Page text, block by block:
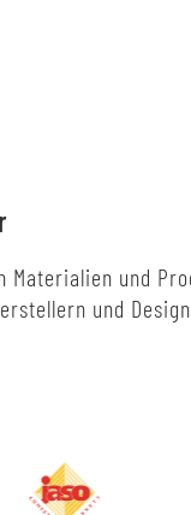
Materialien und
und